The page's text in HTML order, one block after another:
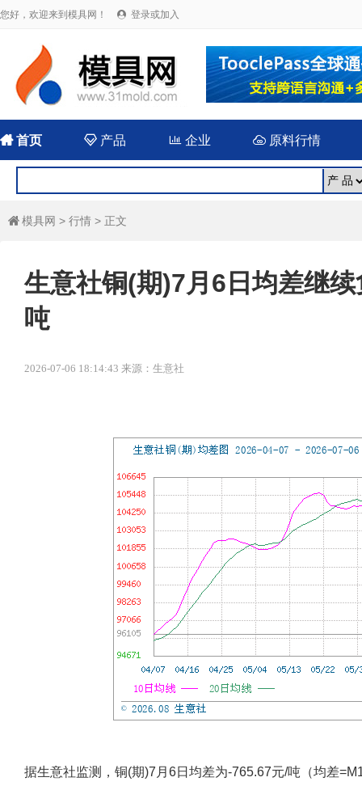
您好，欢迎来到模具网！  登录或加入
首页  产品 企业 原料行情
 模具网 > 行情 > 正文
生意社铜(期)7月6日均差继
吨
2026-07-06 18:14:43 来源：生意社
据生意社监测，铜(期)7月6日均差为-765.67元/吨（均差